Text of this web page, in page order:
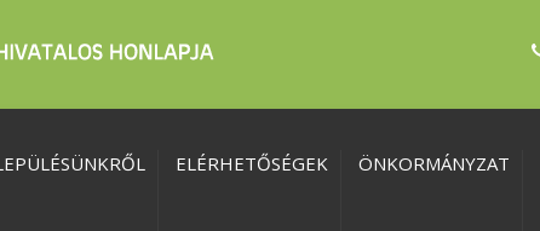
ELÉRHETŐSÉGEK ÖNKORMÁNYZAT